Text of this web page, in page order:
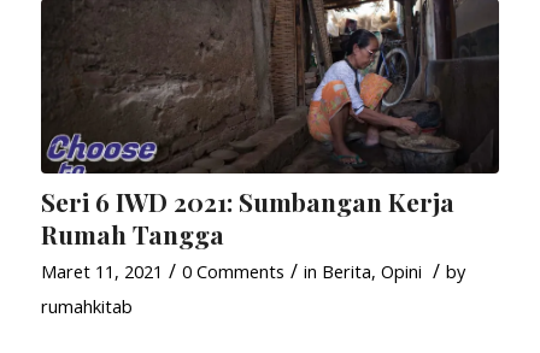
Seri 6 IWD 2021: Sumbangan Kerja
Rumah Tangga
Maret 11, 2021 / 0 Comments / in Berita, Opini / by
rumahkitab